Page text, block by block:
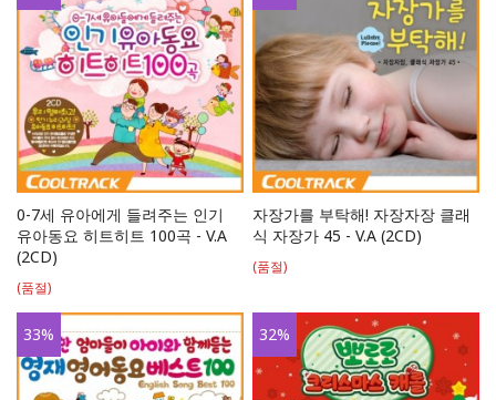
0-7세 유아에게 들려주는 인기
유아동요 히트히트 100곡 - V.A
(2CD)
(품절)
자장가를 부탁해! 자장자장 클래
식 자장가 45 - V.A (2CD)
(품절)
33% 32%